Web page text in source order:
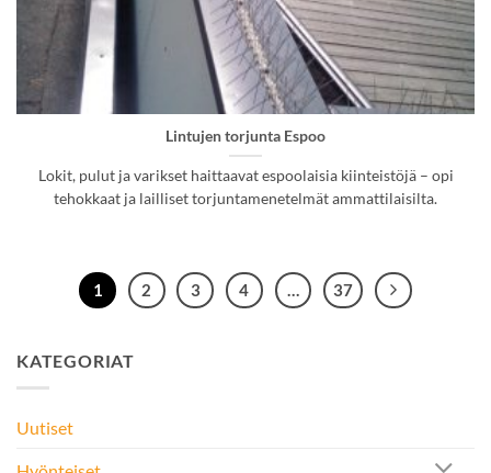
Lintujen torjunta Espoo
Lokit, pulut ja varikset haittaavat espoolaisia kiinteistöjä – opi
tehokkaat ja lailliset torjuntamenetelmät ammattilaisilta.
1 2 3 4 37
KATEGORIAT
Uutiset